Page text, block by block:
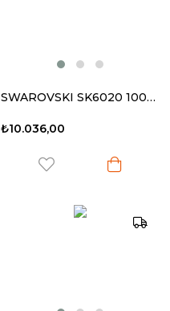
SWAROVSKI SK6020 100213 55-20 145 Kadın Güneş Gözlüğü
₺10.036,00